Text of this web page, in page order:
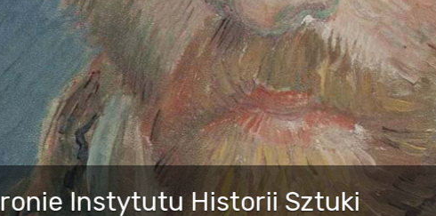
i korzystania z MS Teams oraz Moodle dostępne są